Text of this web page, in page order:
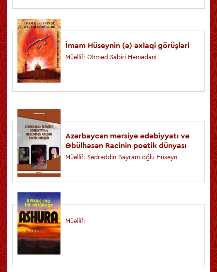
İmam Hüseynin (ə) əxlaqi görüşləri
Müəllif: Əhməd Sabiri Həmədani
Azərbaycan mərsiyə ədəbiyyatı və
Əbülhəsən Racinin poetik dünyası
Müəllif: Sədrəddin Bayram oğlu Hüseyn
Müəllif: